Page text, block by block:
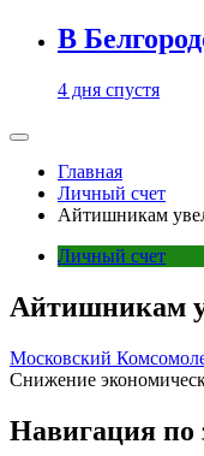
В
4 дня спустя
Главная
Личный счет
Айтишникам
Личный счет
Айтишникам
Московский
Снижение
Навигация по